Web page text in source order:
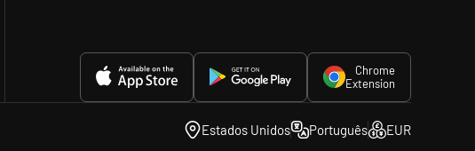
Chrome
Extension
Estados Unidos Português EUR